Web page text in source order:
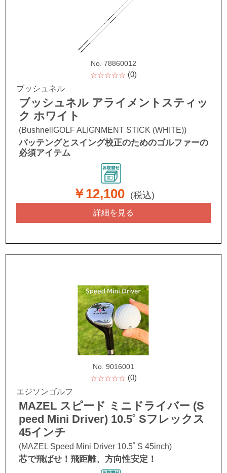
No. 78860012
☆☆☆☆☆ (0)
ブッシュネル
ブッシュネル アライメントスティッ
ク ホワイト
(BushnellGOLF ALIGNMENT STICK (WHITE))
パッテングとスイング校正のためのゴルファーの
必須アイテム
￥12,100 (税込)
詳細を見る
No. 9016001
☆☆☆☆☆ (0)
エジソンゴルフ
MAZEL スピード ミニドライバー (S
peed Mini Driver) 10.5˚ Sフレックス
45インチ
(MAZEL Speed Mini Driver 10.5˚ S 45inch)
芯で飛ばせ！飛距離、方向性安定！